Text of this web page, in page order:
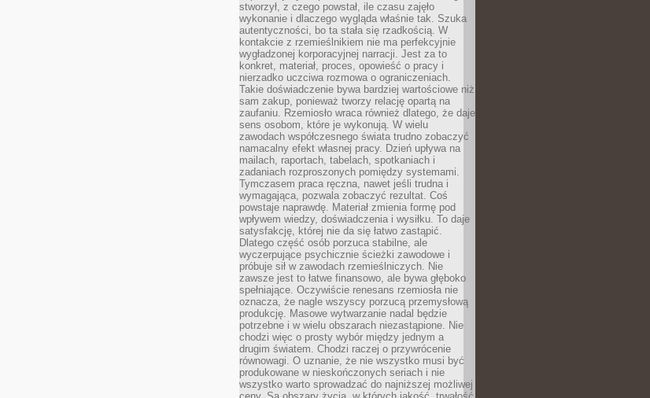
stworzył, z czego powstał, ile czasu zajęło
wykonanie i dlaczego wygląda właśnie tak. Szuka
autentyczności, bo ta stała się rzadkością. W
kontakcie z rzemieślnikiem nie ma perfekcyjnie
wygładzonej korporacyjnej narracji. Jest za to
konkret, materiał, proces, opowieść o pracy i
nierzadko uczciwa rozmowa o ograniczeniach.
Takie doświadczenie bywa bardziej wartościowe niż
sam zakup, ponieważ tworzy relację opartą na
zaufaniu. Rzemiosło wraca również dlatego, że daje
sens osobom, które je wykonują. W wielu
zawodach współczesnego świata trudno zobaczyć
namacalny efekt własnej pracy. Dzień upływa na
mailach, raportach, tabelach, spotkaniach i
zadaniach rozproszonych pomiędzy systemami.
Tymczasem praca ręczna, nawet jeśli trudna i
wymagająca, pozwala zobaczyć rezultat. Coś
powstaje naprawdę. Materiał zmienia formę pod
wpływem wiedzy, doświadczenia i wysiłku. To daje
satysfakcję, której nie da się łatwo zastąpić.
Dlatego część osób porzuca stabilne, ale
wyczerpujące psychicznie ścieżki zawodowe i
próbuje sił w zawodach rzemieślniczych. Nie
zawsze jest to łatwe finansowo, ale bywa głęboko
spełniające. Oczywiście renesans rzemiosła nie
oznacza, że nagle wszyscy porzucą przemysłową
produkcję. Masowe wytwarzanie nadal będzie
potrzebne i w wielu obszarach niezastąpione. Nie
chodzi więc o prosty wybór między jednym a
drugim światem. Chodzi raczej o przywrócenie
równowagi. O uznanie, że nie wszystko musi być
produkowane w nieskończonych seriach i nie
wszystko warto sprowadzać do najniższej możliwej